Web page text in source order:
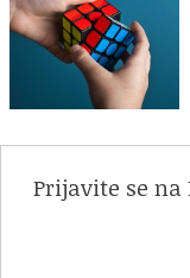
Prijavite se